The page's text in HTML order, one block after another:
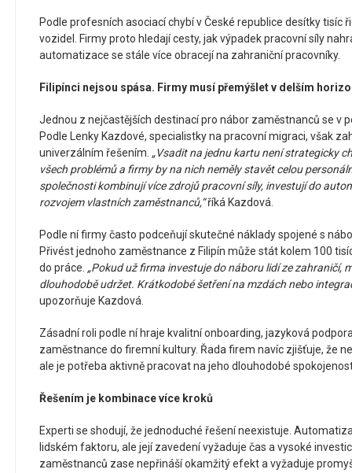
Podle profesních asociací chybí v České republice desítky tisíc
vozidel. Firmy proto hledají cesty, jak výpadek pracovní síly
automatizace se stále více obracejí na zahraniční pracovníky.
Filipínci nejsou spása. Firmy musí přemýšlet v delším
Jednou z nejčastějších destinací pro nábor zaměstnanců se v
Podle Lenky Kazdové, specialistky na pracovní migraci, však
univerzálním řešením. „Vsadit na jednu kartu není strategicky
všech problémů a firmy by na nich neměly stavět celou
společnosti kombinují více zdrojů pracovní síly, investují do
rozvojem vlastních zaměstnanců,“říká Kazdová.
Podle ní firmy často podceňují skutečné náklady spojené s
Přivést jednoho zaměstnance z Filipín může stát kolem 100
do práce. „Pokud už firma investuje do náboru lidí ze zahraničí,
dlouhodobě udržet. Krátkodobé šetření na mzdách nebo
upozorňuje Kazdová.
Zásadní roli podle ní hraje kvalitní onboarding, jazyková
zaměstnance do firemní kultury. Řada firem navíc zjišťuje, že
ale je potřeba aktivně pracovat na jeho dlouhodobé
Řešením je kombinace více kroků
Experti se shodují, že jednoduché řešení neexistuje.
lidském faktoru, ale její zavedení vyžaduje čas a vysoké
zaměstnanců zase nepřináší okamžitý efekt a vyžaduje